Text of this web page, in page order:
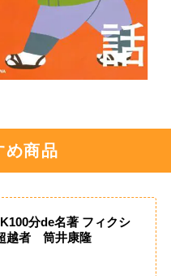
め商品
分de名著 フィクシ
越者 筒井康隆